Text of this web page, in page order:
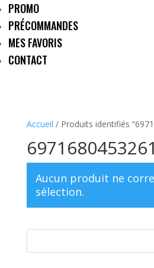
PROMO
PRÉCOMMANDES
MES FAVORIS
CONTACT
Accueil / Produits identifiés
6971680453261
Aucun produit ne
sélection.